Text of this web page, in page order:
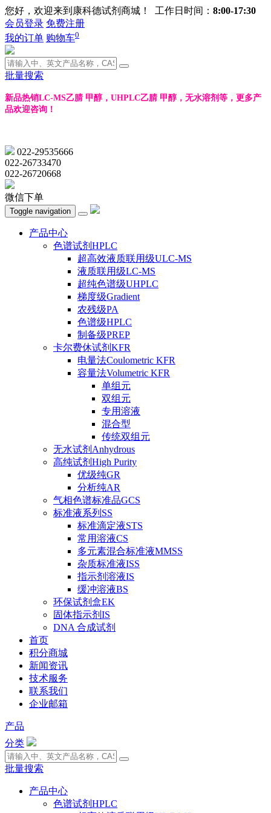
您好，欢迎来到康科德试剂商城！ 工作日时间： 8:00-17:30
会员登录 免费注册
我的订单 购物车0
批量搜索
新品热销LC-MS乙腈 甲醇，UHPLC乙腈 甲醇，无水溶剂等，更多产
品欢迎咨询！
022-29535666
022-26733470
022-26720668
微信下单
Toggle navigation
产品中心
色谱试剂HPLC
超高效液质联用级ULC-MS
液质联用级LC-MS
超纯色谱级UHPLC
梯度级Gradient
农残级PA
色谱级HPLC
制备级PREP
卡尔费休试剂KFR
电量法Coulometric KFR
容量法Volumetric KFR
单组元
双组元
专用溶液
混合型
传统双组元
无水试剂Anhydrous
高纯试剂High Purity
优级纯GR
分析纯AR
气相色谱标准品GCS
标准液系列SS
标准滴定液STS
常用溶液CS
多元素混合标准液MMSS
杂质标准液ISS
指示剂溶液IS
缓冲溶液BS
环保试剂盒EK
固体指示剂IS
DNA 合成试剂
首页
积分商城
新闻资讯
技术服务
联系我们
企业邮箱
产品
分类
批量搜索
产品中心
色谱试剂HPLC